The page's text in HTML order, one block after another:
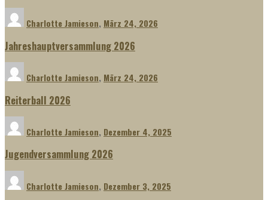
Charlotte Jamieson, März 24, 2026
Jahreshauptversammlung 2026
Charlotte Jamieson, März 24, 2026
Reiterball 2026
Charlotte Jamieson, Dezember 4, 2025
Jugendversammlung 2026
Charlotte Jamieson, Dezember 3, 2025